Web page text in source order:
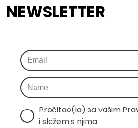
NEWSLETTER
Pročitao(la) sa vašim
i slažem s njima